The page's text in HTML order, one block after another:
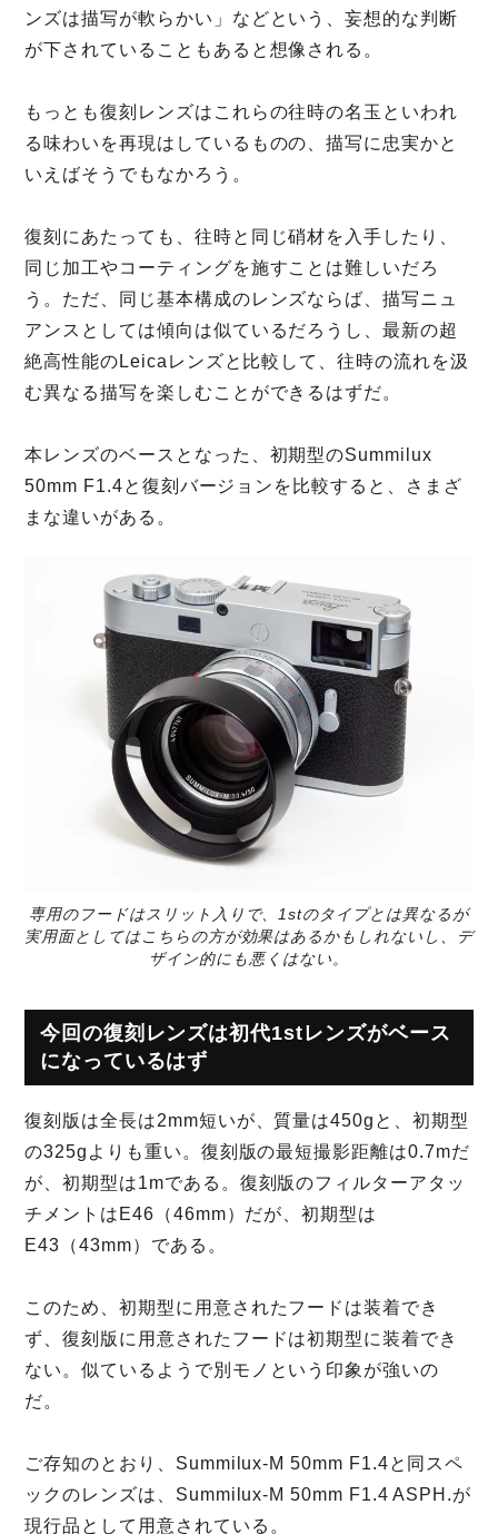
ンズは描写が軟らかい」などという、妄想的な判断
が下されていることもあると想像される。
もっとも復刻レンズはこれらの往時の名玉といわれ
る味わいを再現はしているものの、描写に忠実かと
いえばそうでもなかろう。
復刻にあたっても、往時と同じ硝材を入手したり、
同じ加工やコーティングを施すことは難しいだろ
う。ただ、同じ基本構成のレンズならば、描写ニュ
アンスとしては傾向は似ているだろうし、最新の超
絶高性能のLeicaレンズと比較して、往時の流れを汲
む異なる描写を楽しむことができるはずだ。
本レンズのベースとなった、初期型のSummilux
50mm F1.4と復刻バージョンを比較すると、さまざ
まな違いがある。
専用のフードはスリット入りで、1stのタイプとは異なるが
実用面としてはこちらの方が効果はあるかもしれないし、デ
ザイン的にも悪くはない。
今回の復刻レンズは初代1stレンズがベース
になっているはず
復刻版は全長は2mm短いが、質量は450gと、初期型
の325gよりも重い。復刻版の最短撮影距離は0.7mだ
が、初期型は1mである。復刻版のフィルターアタッ
チメントはE46（46mm）だが、初期型は
E43（43mm）である。
このため、初期型に用意されたフードは装着でき
ず、復刻版に用意されたフードは初期型に装着でき
ない。似ているようで別モノという印象が強いの
だ。
ご存知のとおり、Summilux-M 50mm F1.4と同スペ
ックのレンズは、Summilux-M 50mm F1.4 ASPH.が
現行品として用意されている。